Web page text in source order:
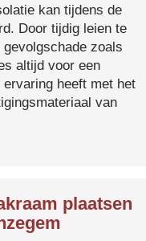
kan tijdens de
Door tijdig leien te
zoals
altijd voor een
heeft met het
van
plaatsen